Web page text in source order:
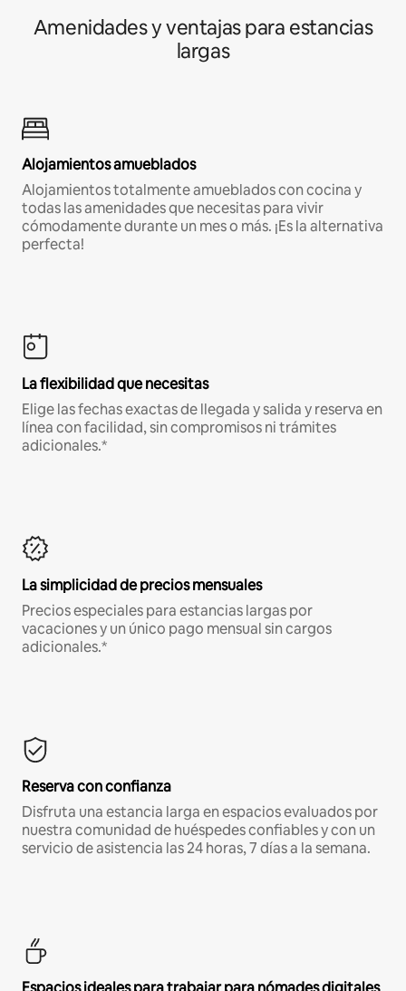
Amenidades y ventajas para estancias
largas
Alojamientos amueblados
Alojamientos totalmente amueblados con cocina y
todas las amenidades que necesitas para vivir
cómodamente durante un mes o más. ¡Es la alternativa
perfecta!
La flexibilidad que necesitas
Elige las fechas exactas de llegada y salida y reserva en
línea con facilidad, sin compromisos ni trámites
adicionales.*
La simplicidad de precios mensuales
Precios especiales para estancias largas por
vacaciones y un único pago mensual sin cargos
adicionales.*
Reserva con confianza
Disfruta una estancia larga en espacios evaluados por
nuestra comunidad de huéspedes confiables y con un
servicio de asistencia las 24 horas, 7 días a la semana.